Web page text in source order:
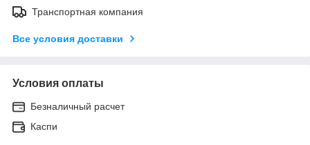
Транспортная компания
Все условия доставки
Условия оплаты
Безналичный расчет
Каспи